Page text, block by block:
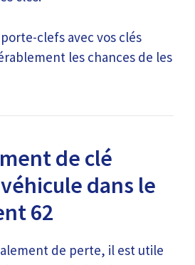
clefs avec vos clés
les chances de les
de clé
dans le
62
de perte, il est utile